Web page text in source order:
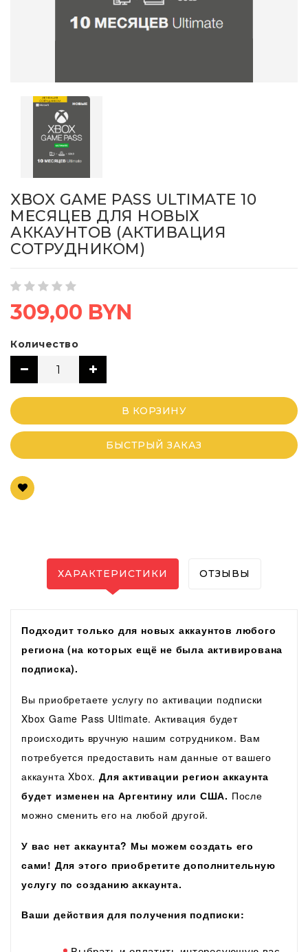
XBOX GAME PASS ULTIMATE 10
МЕСЯЦЕВ ДЛЯ НОВЫХ
АККАУНТОВ (АКТИВАЦИЯ
СОТРУДНИКОМ)
309,00 BYN
Количество
В КОРЗИНУ
БЫСТРЫЙ ЗАКАЗ
ХАРАКТЕРИСТИКИ ОТЗЫВЫ
Подходит только для новых аккаунтов любого
региона(на которых ещё не была активирована
подписка).
Вы приобретаете услугу по активации подписки
Xbox Game Pass Ultimate. Активация будет
происходить вручную нашим сотрудником. Вам
потребуется предоставить нам данные от вашего
аккаунта Xbox. Для активации регион аккаунта
будет изменен на Аргентину или США. После
можно сменить его на любой другой.
У вас нет аккаунта? Мы можем создать его
сами! Для этого приобретитедополнительную
услугу по созданию аккаунта.
Ваши действия для получения подписки: